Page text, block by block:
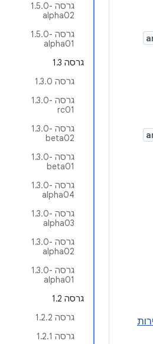
גרסה ‎1.5.0-
alpha02
גרסה ‎1.5.0-
alpha01
גרסה 1.3
גרסה 1.3.0
גרסה ‎1.3.0-
rc01
גרסה ‎1.3.0-
beta02
גרסה ‎1.3.0-
beta01
גרסה ‎1.3.0-
alpha04
גרסה ‎1.3.0-
alpha03
גרסה ‎1.3.0-
alpha02
גרסה ‎1.3.0-
alpha01
גרסה 1.2
גרסה 1.2.2
גרסה 1.2.1